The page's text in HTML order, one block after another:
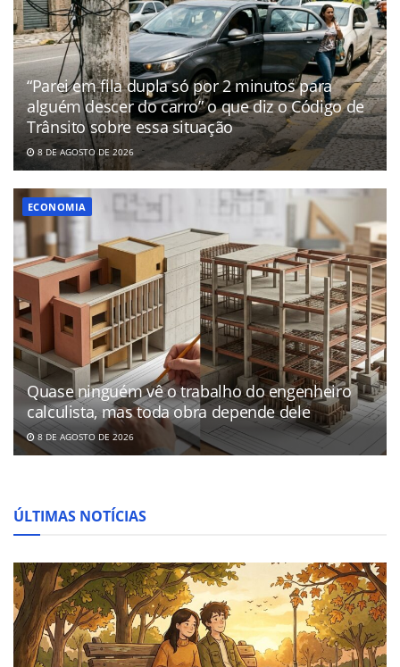
“Parei em fila dupla só por 2 minutos para
alguém descer do carro” o que diz o Código de
Trânsito sobre essa situação
8 DE AGOSTO DE 2026
ECONOMIA
Quase ninguém vê o trabalho do engenheiro
calculista, mas toda obra depende dele
8 DE AGOSTO DE 2026
ÚLTIMAS NOTÍCIAS